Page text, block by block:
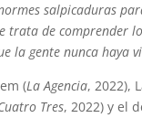
salpicaduras
trata de comprender
la gente nunca haya
(La Agencia, 2022),
Tres, 2022) y el